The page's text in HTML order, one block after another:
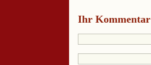
Ihr Kommentar